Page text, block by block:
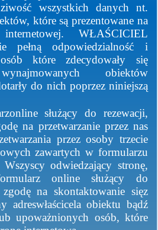
wszystkich danych nt.
które są prezentowane na
WŁAŚCICIEL
pełną odpowiedzialność i
które zdecydowały się
obiektów
do nich poprzez niniejszą
służący do rezewacji,
na przetwarzanie przez nas
przez osoby trzecie
zawartych w formularzu
odwiedzający stronę,
online służący do
na skontaktowanie sięz
adreswłaścicela obiektu bądź
upoważnionych osób, które